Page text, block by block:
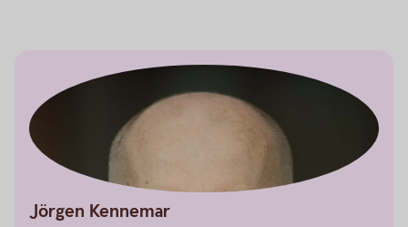
Jörgen Kennemar